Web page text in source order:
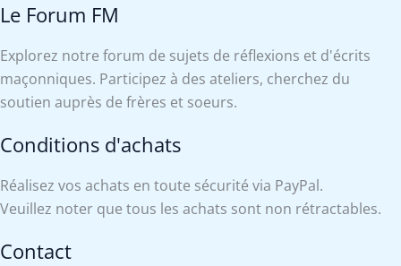
Le Forum FM
Explorez notre forum de sujets de réflexions et d'écrits
maçonniques. Participez à des ateliers, cherchez du
soutien auprès de frères et soeurs.
Conditions d'achats
Réalisez vos achats en toute sécurité via PayPal.
Veuillez noter que tous les achats sont non rétractables.
Contact